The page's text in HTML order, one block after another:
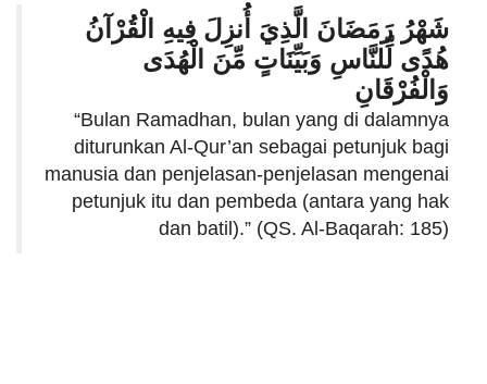
شَهْرُ رَمَضَانَ الَّذِيَ أُنزِلَ فِيهِ الْقُرْآنُ
هُدًى لِّلنَّاسِ وَبَيِّنَاتٍ مِّنَ الْهُدَى
وَالْفُرْقَانِ
“Bulan Ramadhan, bulan yang di dalamnya
diturunkan Al-Qur’an sebagai petunjuk bagi
manusia dan penjelasan-penjelasan mengenai
petunjuk itu dan pembeda (antara yang hak
dan batil).” (QS. Al-Baqarah: 185)